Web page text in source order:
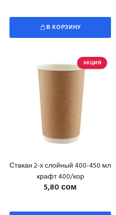
В КОРЗИНУ
АКЦИЯ
Стакан 2-х слойный 400-450 мл
крафт 400/кор
5,80 сом